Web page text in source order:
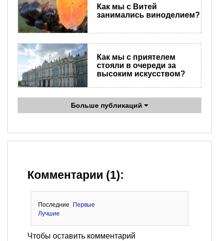
Как мы с Витей
занимались виноделием?
Как мы с приятелем
стояли в очереди за
высоким искусством?
Больше публикаций
Комментарии (1):
Последние
Первые
Лучшие
Чтобы оставить комментарий